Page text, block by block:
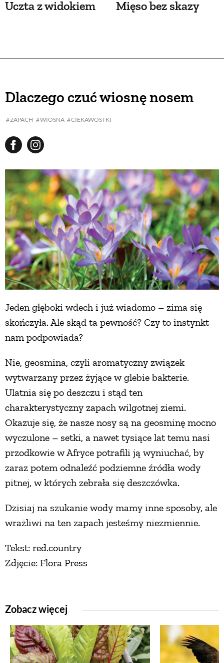
Uczta z widokiem Mięso bez skazy
Dlaczego czuć wiosnę nosem
ZAPACH WIOSNA CIEKAWOSTKI
Jeden głęboki wdech i już wiadomo – zima się
skończyła. Ale skąd ta pewność? Czy to instynkt
nam podpowiada?
Nie, geosmina, czyli aromatyczny związek
wytwarzany przez żyjące w glebie bakterie.
Ulatnia się po deszczu i stąd ten
charakterystyczny zapach wilgotnej ziemi.
Okazuje się, że nasze nosy są na geosminę mocno
wyczulone – setki, a nawet tysiące lat temu nasi
przodkowie w Afryce potrafili ją wyniuchać, by
zaraz potem odnaleźć podziemne źródła wody
pitnej, w których zebrała się deszczówka.
Dzisiaj na szukanie wody mamy inne sposoby, ale
wrażliwi na ten zapach jesteśmy niezmiennie.
Tekst: red.country
Zdjęcie: Flora Press
Zobacz więcej